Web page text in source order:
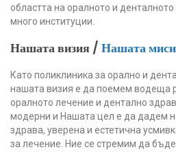
областта на оралното и
много институции.
Нашата визия / Нашата
Като поликлиника за орално и
нашата визия е да поемем водеща
оралното лечение и дентално
модерни и Нашата цел е да дадем
здрава, уверена и естетична
за лечение. Ние се стремим да